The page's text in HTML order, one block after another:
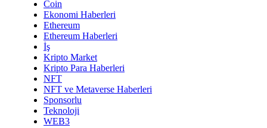
Coin
Ekonomi Haberleri
Ethereum
Ethereum Haberleri
İş
Kripto Market
Kripto Para Haberleri
NFT
NFT ve Metaverse Haberleri
Sponsorlu
Teknoloji
WEB3